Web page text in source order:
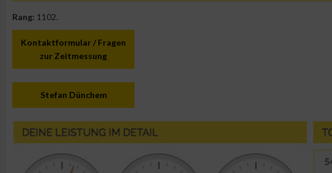
Rang: 1102.
Kontaktformular / Fragen
zur Zeitmessung
Stefan Dünchem
Notwendig
Performance
Funktional
Werbung